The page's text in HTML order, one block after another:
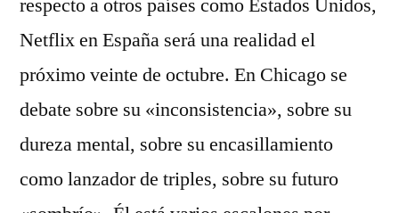
respecto a otros países como Estados Unidos,
Netflix en España será una realidad el
próximo veinte de octubre. En Chicago se
debate sobre su «inconsistencia», sobre su
dureza mental, sobre su encasillamiento
como lanzador de triples, sobre su futuro